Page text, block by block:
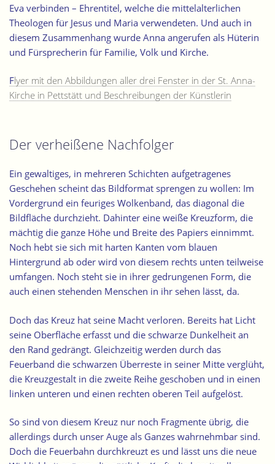
Eva verbinden – Ehrentitel, welche die mittelalterlichen
Theologen für Jesus und Maria verwendeten. Und auch in
diesem Zusammenhang wurde Anna angerufen als Hüterin
und Fürsprecherin für Familie, Volk und Kirche.
Flyer mit den Abbildungen aller drei Fenster in der St. Anna-
Kirche in Pettstätt und Beschreibungen der Künstlerin
Der verheißene Nachfolger
Ein gewaltiges, in mehreren Schichten aufgetragenes
Geschehen scheint das Bildformat sprengen zu wollen: Im
Vordergrund ein feuriges Wolkenband, das diagonal die
Bildfläche durchzieht. Dahinter eine weiße Kreuzform, die
mächtig die ganze Höhe und Breite des Papiers einnimmt.
Noch hebt sie sich mit harten Kanten vom blauen
Hintergrund ab oder wird von diesem rechts unten teilweise
umfangen. Noch steht sie in ihrer gedrungenen Form, die
auch einen stehenden Menschen in ihr sehen lässt, da.
Doch das Kreuz hat seine Macht verloren. Bereits hat Licht
seine Oberfläche erfasst und die schwarze Dunkelheit an
den Rand gedrängt. Gleichzeitig werden durch das
Feuerband die schwarzen Überreste in seiner Mitte verglüht,
die Kreuzgestalt in die zweite Reihe geschoben und in einen
linken unteren und einen rechten oberen Teil aufgelöst.
So sind von diesem Kreuz nur noch Fragmente übrig, die
allerdings durch unser Auge als Ganzes wahrnehmbar sind.
Doch die Feuerbahn durchkreuzt es und lässt uns die neue